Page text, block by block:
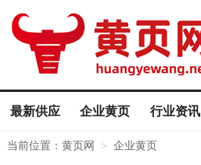
最新供应 企业黄页 行业资讯
当前位置： 黄页网 > 企业黄页